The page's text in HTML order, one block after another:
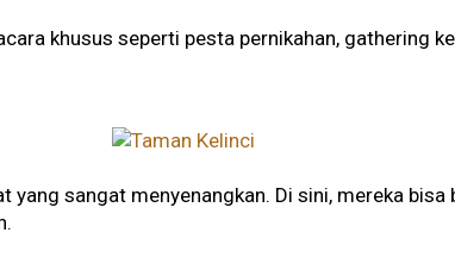
khusus seperti pesta pernikahan, gathering
yang sangat menyenangkan. Di sini, mereka